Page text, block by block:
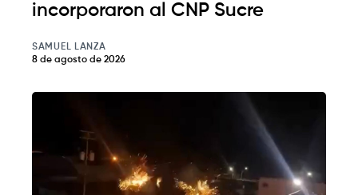
incorporaron al CNP Sucre
SAMUEL LANZA
8 de agosto de 2026